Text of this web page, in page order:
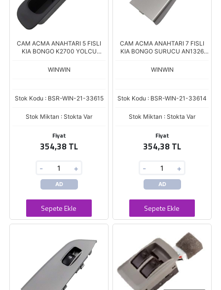
CAM ACMA ANAHTARI 5 FISLI
KIA BONGO K2700 YOLCU
360
WINWIN
Stok Kodu : BSR-WIN-21-33615
Stok Miktarı : Stokta Var
Fiyat
354,38 TL
- +
AD
Sepete Ekle
CAM ACMA ANAHTARI 7 FISLI
KIA BONGO SURUCU AN1326
WINWIN
Stok Kodu : BSR-WIN-21-33614
Stok Miktarı : Stokta Var
Fiyat
354,38 TL
- +
AD
Sepete Ekle